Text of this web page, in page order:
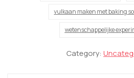
vulkaan maken met baking
wetenschappelijke
Category: